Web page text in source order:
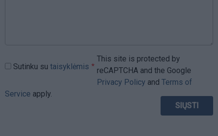
Sutinku su taisyklėmis
This site is protected by
reCAPTCHA and the Google
Privacy Policy and Terms of
Service apply.